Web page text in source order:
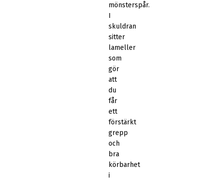
mönsterspår.
I
skuldran
sitter
lameller
som
gör
att
du
får
ett
förstärkt
grepp
och
bra
körbarhet
i